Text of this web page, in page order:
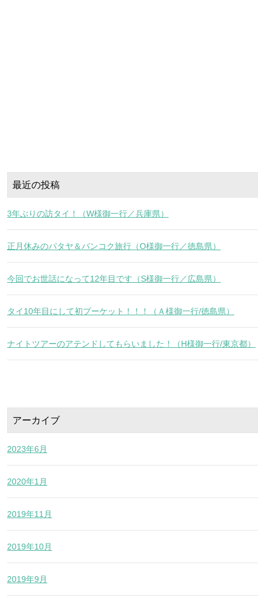
最近の投稿
3年ぶりの訪タイ！（W様御一行／兵庫県）
正月休みのパタヤ＆バンコク旅行（O様御一行／徳島県）
今回でお世話になって12年目です（S様御一行／広島県）
タイ10年目にして初プーケット！！！（Ａ様御一行/徳島県）
ナイトツアーのアテンドしてもらいました！（H様御一行/東京都）
アーカイブ
2023年6月
2020年1月
2019年11月
2019年10月
2019年9月